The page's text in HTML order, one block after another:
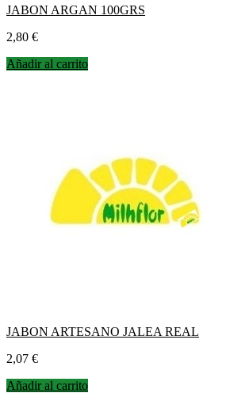
JABON ARGAN 100GRS
Precio
2,80 €
Añadir al carrito
JABON ARTESANO JALEA REAL
Precio
2,07 €
Añadir al carrito